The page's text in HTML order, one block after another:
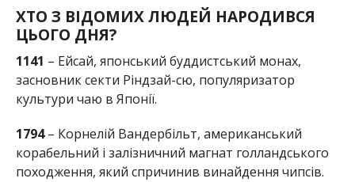
ХТО З ВІДОМИХ ЛЮДЕЙ НАРОДИВСЯ
ЦЬОГО ДНЯ?
1141 – Ейсай, японський буддистський монах,
засновник секти Ріндзай-сю, популяризатор
культури чаю в Японії.
1794– Корнелій Вандербільт, американський
корабельний і залізничний магнат голландського
походження, який спричинив винайдення чипсів.